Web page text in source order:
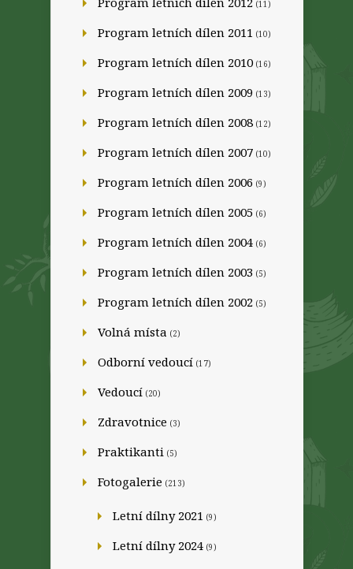
(11)
Program letních dílen 2011 (10)
Program letních dílen 2010 (16)
Program letních dílen 2009 (13)
Program letních dílen 2008 (12)
Program letních dílen 2007 (10)
Program letních dílen 2006 (9)
Program letních dílen 2005 (6)
Program letních dílen 2004 (6)
Program letních dílen 2003 (5)
Program letních dílen 2002 (5)
Volná místa (2)
Odborní vedoucí (17)
Vedoucí (20)
Zdravotnice (3)
Praktikanti (5)
Fotogalerie (213)
Letní dílny 2021 (9)
Letní dílny 2024 (9)